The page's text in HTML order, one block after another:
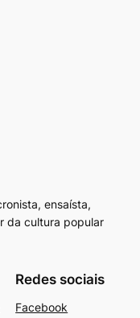
ensaísta,
da cultura popular
Redes sociais
Facebook